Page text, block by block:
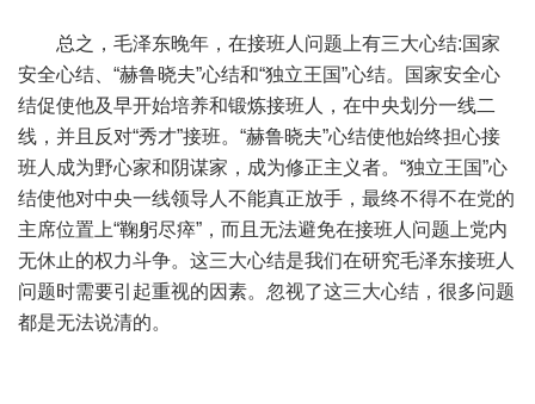
总之，毛泽东晚年，在接班人问题上有三大心结:国家
安全心结、“赫鲁晓夫”心结和“独立王国”心结。国家安全心
结促使他及早开始培养和锻炼接班人，在中央划分一线二
线，并且反对“秀才”接班。“赫鲁晓夫”心结使他始终担心接
班人成为野心家和阴谋家，成为修正主义者。“独立王国”心
结使他对中央一线领导人不能真正放手，最终不得不在党的
主席位置上“鞠躬尽瘁”，而且无法避免在接班人问题上党内
无休止的权力斗争。这三大心结是我们在研究毛泽东接班人
问题时需要引起重视的因素。忽视了这三大心结，很多问题
都是无法说清的。